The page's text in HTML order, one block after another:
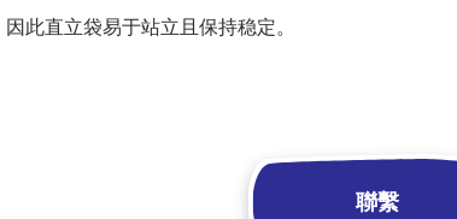
此直立袋易于站立且保持稳定。
聯繫